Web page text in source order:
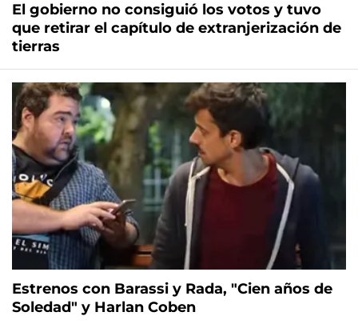
El gobierno no consiguió los votos y tuvo
que retirar el capítulo de extranjerización de
tierras
Estrenos con Barassi y Rada, "Cien años de
Soledad" y Harlan Coben